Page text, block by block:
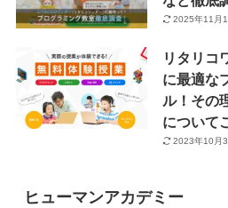
2025年11月
リタリコ
に最適な
ル！その
について
2023年10月3
ヒューマンアカデミー